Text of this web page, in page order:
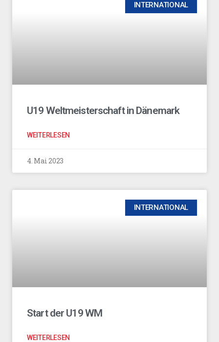
INTERNATIONAL
U19 Weltmeisterschaft in Dänemark
WEITERLESEN
4. Mai 2023
INTERNATIONAL
Start der U19 WM
WEITERLESEN